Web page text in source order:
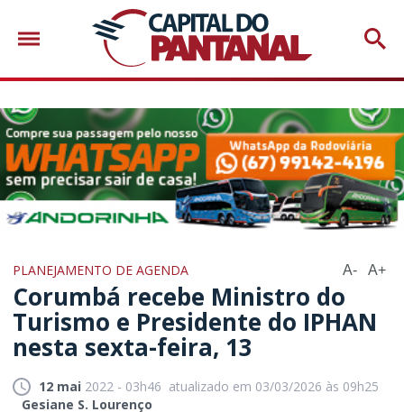
PLANEJAMENTO DE AGENDA A- A+
Corumbá recebe Ministro do
Turismo e Presidente do IPHAN
nesta sexta-feira, 13
12 mai 2022 - 03h46 atualizado em 03/03/2026 às 09h25
Gesiane S. Lourenço